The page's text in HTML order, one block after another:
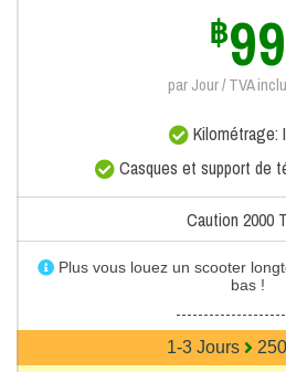
฿99
par Jour / TVA
Kilométrage:
Casques et support de
Caution 2000
Plus vous louez un scooter
bas !
1-3 Jours